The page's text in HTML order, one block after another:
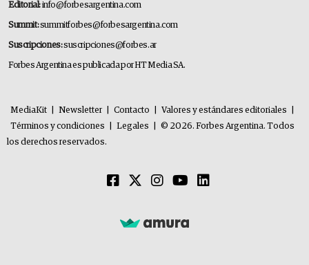
Editorial:info@forbesargentina.com
Summit:summitforbes@forbesargentina.com
Suscripciones:suscripciones@forbes.ar
Forbes Argentina es publicada por HT Media SA.
MediaKit Newsletter Contacto Valores y estándares editoriales
Términos y condiciones
Legales
© 2026. Forbes Argentina. Todos
los derechos reservados.